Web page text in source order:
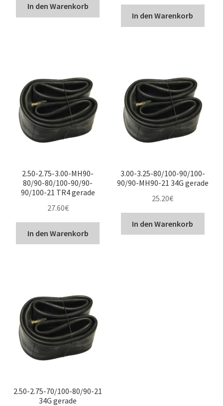
In den Warenkorb
In den Warenkorb
2.50-2.75-3.00-MH90-
80/90-80/100-90/90-
90/100-21 TR4 gerade
27.60€
In den Warenkorb
3.00-3.25-80/100-90/100-
90/90-MH90-21 34G gerade
25.20€
In den Warenkorb
2.50-2.75-70/100-80/90-21
34G gerade